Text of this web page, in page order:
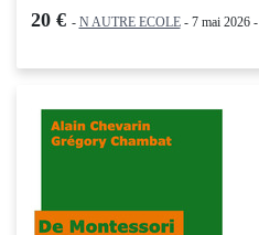
20 € - N AUTRE ECOLE- 7 mai 2026 -